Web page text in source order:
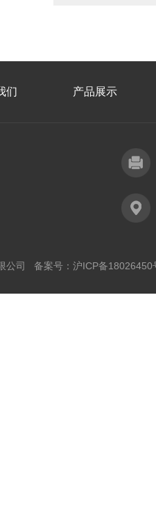
们 产品展示
公司 备案号： 沪ICP备18026450